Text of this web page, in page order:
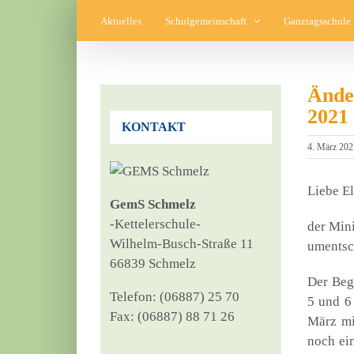
Aktuelles Schulgemeinschaft Ganztagsschule
4. März
Lie­be
der
Der
5 und
März
noch
KONTAKT
GemS Schmelz
‑Ket­tel­er­schu­le-
Wil­helm-Busch-Stra­ße 11
66839 Schmelz
Tele­fon: (06887) 25 70
Fax: (06887) 88 71 26